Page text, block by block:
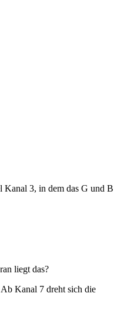
Kanal 3, in dem das G und B
liegt das?
Kanal 7 dreht sich die